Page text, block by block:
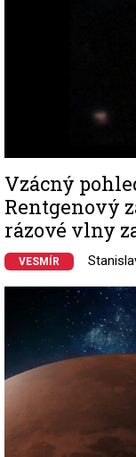
Vzácný
Rentgenový
rázové vlny
VESMÍR
Image